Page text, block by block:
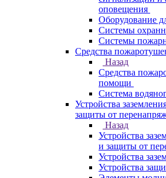
оповещения
Оборудование
Системы
Системы
Средства
Назад
Средства
помощи
Система
Устройства
защиты от
Назад
Устройства
и защиты от
Устройства
Устройства